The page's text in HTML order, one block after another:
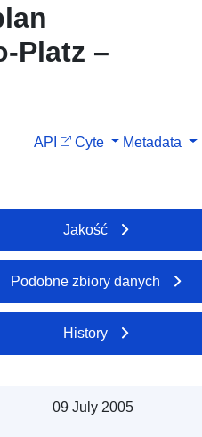
Platz –
API Cyte Metadata
Jakość
Podobne zbiory danych
History
09 July 2005